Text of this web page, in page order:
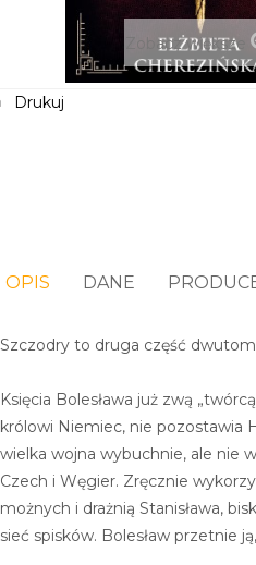
Zobacz większe
Drukuj
OPIS DANE
Szczodry to druga część
Księcia Bolesława już zwą
królowi Niemiec, nie pozostawia
wielka wojna wybuchnie, ale nie
Czech i Węgier. Zręcznie
możnych i drażnią Stanisława,
sieć spisków. Bolesław przetnie